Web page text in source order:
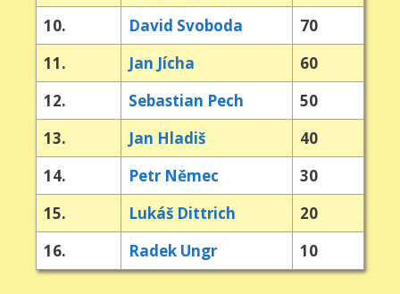
10.
David Svoboda
70
11.
Jan Jícha
60
12.
Sebastian Pech
50
13.
Jan Hladiš
40
14.
Petr Němec
30
15.
Lukáš Dittrich
20
16.
Radek Ungr 10